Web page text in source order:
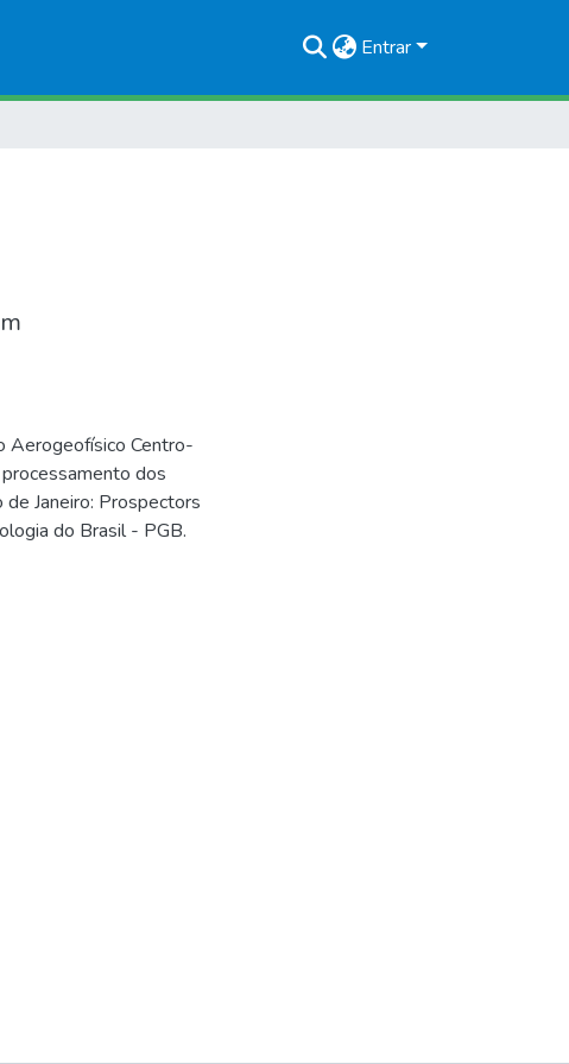
Entrar
Aerogeofísico Centro-
dos
Janeiro: Prospectors
do Brasil - PGB.